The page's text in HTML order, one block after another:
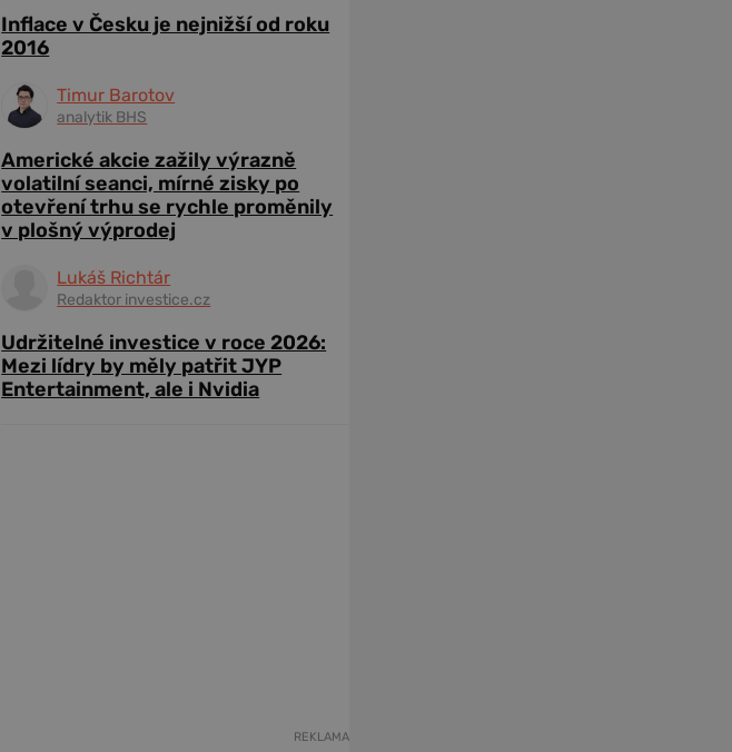
Inflace v Česku je nejnižší od roku
2016
Timur Barotov
analytik BHS
Americké akcie zažily výrazně
volatilní seanci, mírné zisky po
otevření trhu se rychle proměnily
v plošný výprodej
Lukáš Richtár
Redaktor investice.cz
Udržitelné investice v roce 2026:
Mezi lídry by měly patřit JYP
Entertainment, ale i Nvidia
REKLAMA